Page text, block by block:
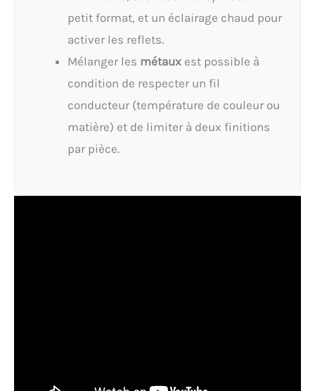
petit format, et un éclairage chaud pour
activer les reflets.
Mélanger les métaux est possible à
condition de respecter un fil
conducteur (température de couleur ou
matière) et de limiter à deux finitions
par pièce.